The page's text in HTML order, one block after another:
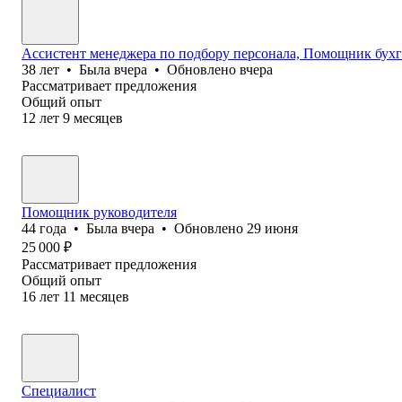
Ассистент менеджера по подбору персонала, Помощник
38 лет • Была вчера • Обновлено вчера
Рассматривает предложения
Общий опыт
12 лет 9 месяцев
Помощник руководителя
44 года • Была вчера • Обновлено 29 июня
25 000 ₽
Рассматривает предложения
Общий опыт
16 лет 11 месяцев
Специалист